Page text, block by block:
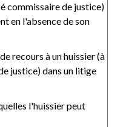
commissaire de justice)
en l'absence de son
recours à un huissier (à
justice) dans un litige
l'huissier peut